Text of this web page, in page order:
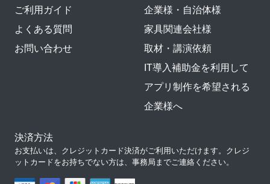
ご利用ガイド
よくある質問
お問い合わせ
企業様・自治体様
家具関連会社様
取材・講演依頼
IT導入補助金を利用して
アプリ制作を希望される
企業様へ
決済方法
お支払いは、クレジットカード決済がご利用いただけます。クレジ
ットカードをお持ちでない方は、事務局までご連絡ください。